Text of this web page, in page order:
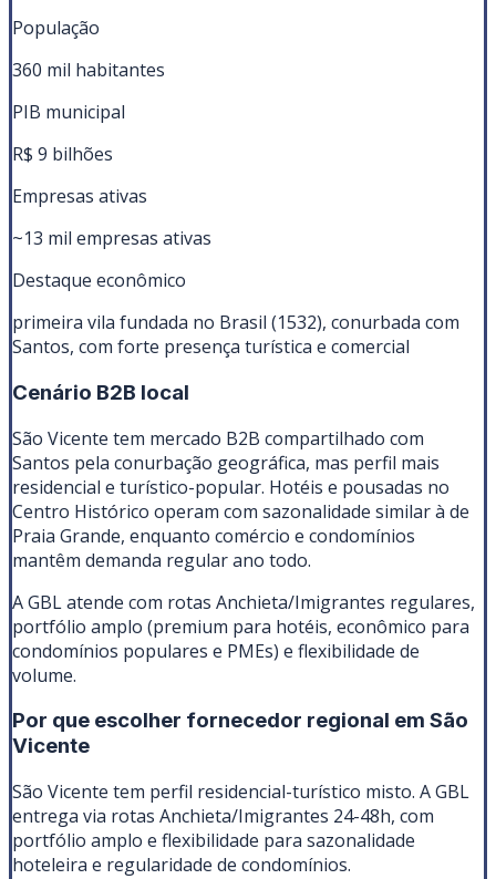
População
360 mil habitantes
PIB municipal
R$ 9 bilhões
Empresas ativas
~13 mil empresas ativas
Destaque econômico
primeira vila fundada no Brasil (1532), conurbada com
Santos, com forte presença turística e comercial
Cenário B2B local
São Vicente tem mercado B2B compartilhado com
Santos pela conurbação geográfica, mas perfil mais
residencial e turístico-popular. Hotéis e pousadas no
Centro Histórico operam com sazonalidade similar à de
Praia Grande, enquanto comércio e condomínios
mantêm demanda regular ano todo.
A GBL atende com rotas Anchieta/Imigrantes regulares,
portfólio amplo (premium para hotéis, econômico para
condomínios populares e PMEs) e flexibilidade de
volume.
Por que escolher fornecedor regional em São
Vicente
São Vicente tem perfil residencial-turístico misto. A GBL
entrega via rotas Anchieta/Imigrantes 24-48h, com
portfólio amplo e flexibilidade para sazonalidade
hoteleira e regularidade de condomínios.